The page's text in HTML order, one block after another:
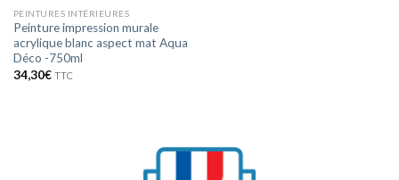
PEINTURES INTÉRIEURES
Peinture impression murale
acrylique blanc aspect mat Aqua
Déco -750ml
34,30€ TTC